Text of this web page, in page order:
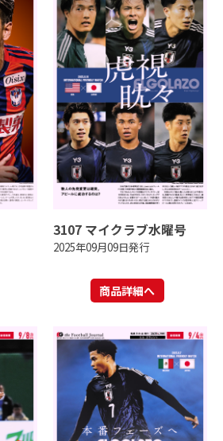
3107 マイクラブ水曜号
2025年09月09日発行
商品詳細へ